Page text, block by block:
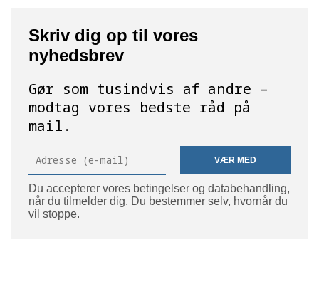
Skriv dig op til vores
nyhedsbrev
Gør som tusindvis af andre –
modtag vores bedste råd på
mail.
VÆR MED
Du accepterer vores betingelser og databehandling,
når du tilmelder dig. Du bestemmer selv, hvornår du
vil stoppe.